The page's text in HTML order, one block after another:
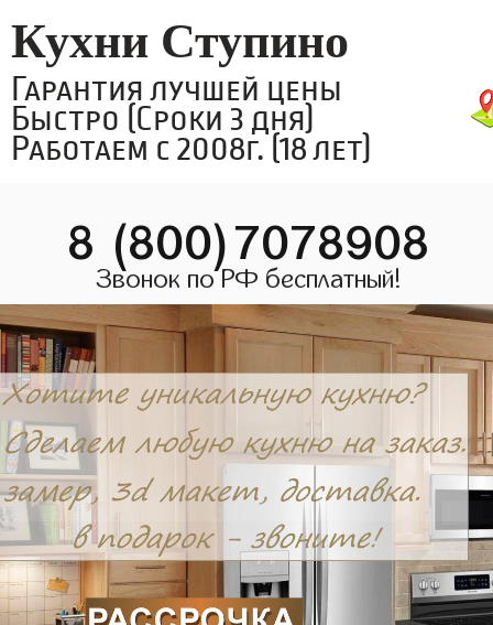
Кухни Ступино
Гарантия лучшей цены
Быстро (Сроки 3 дня)
Работаем с 2008г. (18 лет)
8 (800)7078908
Звонок по РФ бесплатный!